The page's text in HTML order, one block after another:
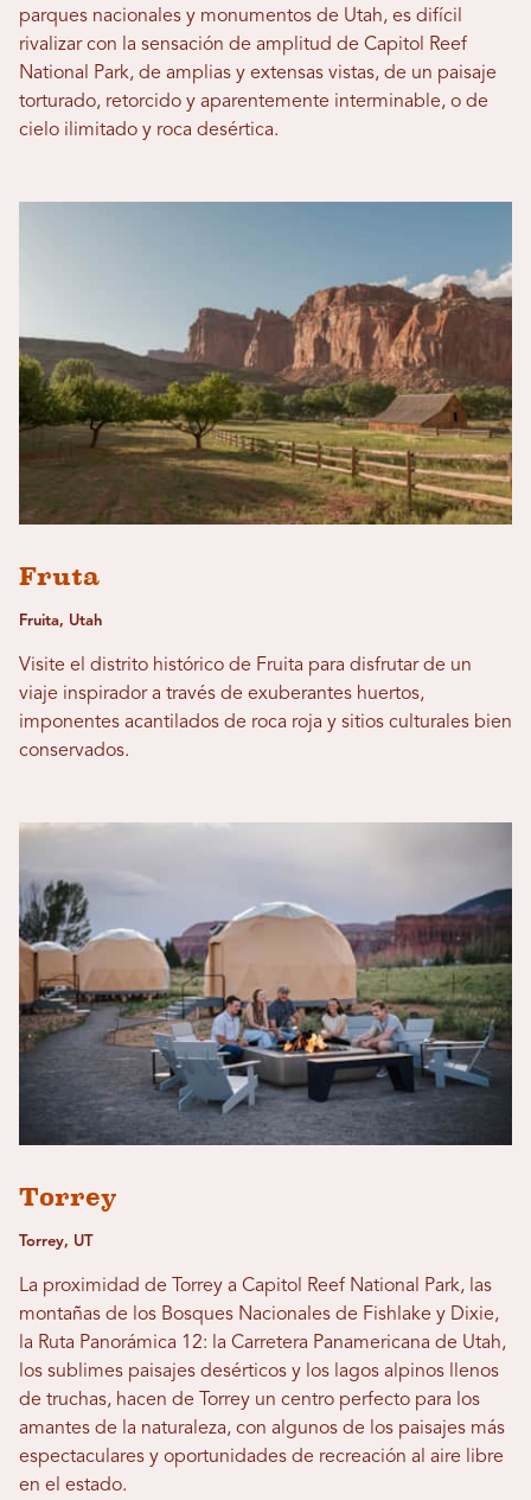
parques nacionales y monumentos de Utah, es difícil
rivalizar con la sensación de amplitud de Capitol Reef
National Park, de amplias y extensas vistas, de un paisaje
torturado, retorcido y aparentemente interminable, o de
cielo ilimitado y roca desértica.
Fruta
Fruita, Utah
Visite el distrito histórico de Fruita para disfrutar de un
viaje inspirador a través de exuberantes huertos,
imponentes acantilados de roca roja y sitios culturales bien
conservados.
Torrey
Torrey, UT
La proximidad de Torrey a Capitol Reef National Park, las
montañas de los Bosques Nacionales de Fishlake y Dixie,
la Ruta Panorámica 12: la Carretera Panamericana de Utah,
los sublimes paisajes desérticos y los lagos alpinos llenos
de truchas, hacen de Torrey un centro perfecto para los
amantes de la naturaleza, con algunos de los paisajes más
espectaculares y oportunidades de recreación al aire libre
en el estado.